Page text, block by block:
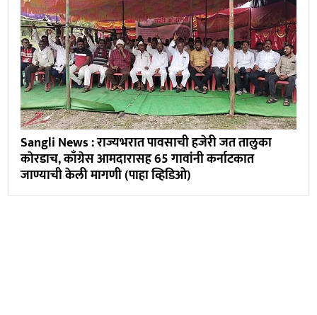
Sangli News : राज्यभरात पावसाची हजेरी जत तालुका
काेरडाच, काँग्रेस आमदारासह 65 गावांनी कर्नाटकात
जाण्याची केली मागणी (पाहा व्हिडिओ)